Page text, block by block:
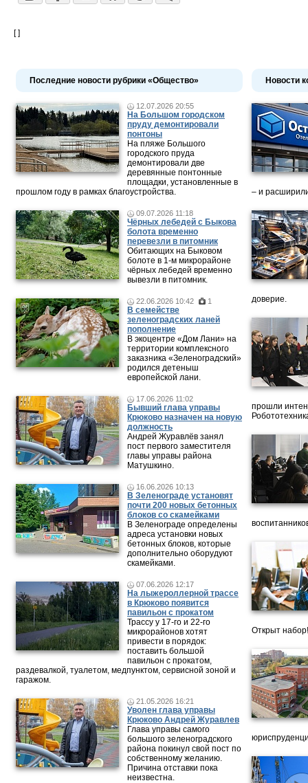
[ ]
Последние новости рубрики «Общество»
12.07.2026 20:55
На Большом городском
пруду демонтировали
понтоны
На пляже Большого
городского пруда
демонтировали две
деревянные понтонные
площадки, установленные в
прошлом году в рамках благоустройства.
09.07.2026 11:18
Чёрных лебедей с Быкова
болота временно
перевезли в питомник
Обитающих на Быковом
болоте в 1-м микрорайоне
чёрных лебедей временно
вывезли в питомник.
22.06.2026 10:42 1
В семействе
зеленоградских ланей
пополнение
В экоцентре «Дом Лани» на
территории комплексного
заказника «Зеленоградский»
родился детеныш
европейской лани.
17.06.2026 11:02
Бывший глава управы
Крюково назначен на новую
должность
Андрей Журавлёв занял
пост первого заместителя
главы управы района
Матушкино.
16.06.2026 10:13
В Зеленограде установят
почти 200 новых бетонных
блоков со скамейками
В Зеленограде определены
адреса установки новых
бетонных блоков, которые
дополнительно оборудуют
скамейками.
07.06.2026 12:17
На лыжероллерной трассе
в Крюково появится
павильон с прокатом
Трассу у 17-го и 22-го
микрорайонов хотят
привести в порядок:
поставить большой
павильон с прокатом,
раздевалкой, туалетом, медпунктом, сервисной зоной и
гаражом.
21.05.2026 16:21
Уволен глава управы
Крюково Андрей Журавлев
Глава управы самого
большого зеленоградского
района покинул свой пост по
собственному желанию.
Причина отставки пока
неизвестна.
Новости
– и
доверие.
прошли
Открыт набор!